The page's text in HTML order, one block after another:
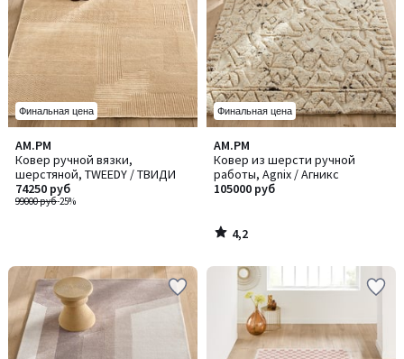
Финальная цена
AM.PM
Ковер ручной вязки,
шерстяной, TWEEDY / ТВИДИ
99000 руб-25%
74250 руб
Финальная цена
AM.PM
Ковер из шерсти ручной
работы, Agnix / Агникс
105000 руб
4,2
/ 5
4,2
/